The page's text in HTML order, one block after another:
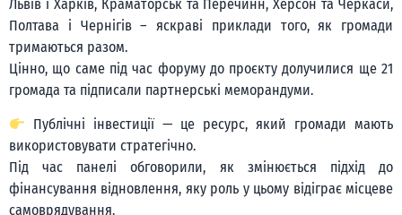
Львів і Харків, Краматорськ та Перечинн, Херсон та Черкаси,
Полтава і Чернігів – яскраві приклади того, як громади
тримаються разом.
Цінно, що саме під час форуму до проєкту долучилися ще 21
громада та підписали партнерські меморандуми.
Публічні інвестиції — це ресурс, який громади мають
використовувати стратегічно.
Під час панелі обговорили, як змінюється підхід до
фінансування відновлення, яку роль у цьому відіграє місцеве
самоврядування.